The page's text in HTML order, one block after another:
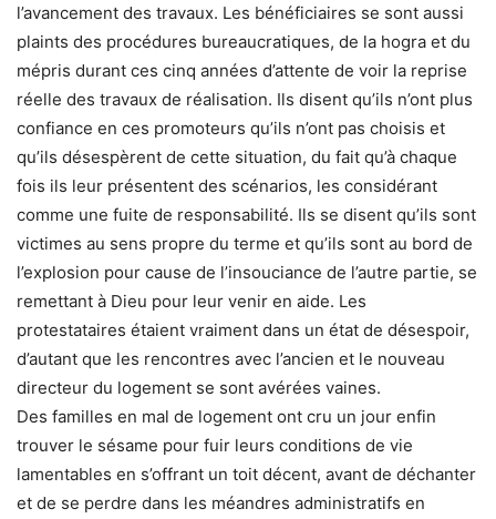
l’avancement des travaux. Les bénéficiaires se sont aussi
plaints des procédures bureaucratiques, de la hogra et du
mépris durant ces cinq années d’attente de voir la reprise
réelle des travaux de réalisation. Ils disent qu’ils n’ont plus
confiance en ces promoteurs qu’ils n’ont pas choisis et
qu’ils désespèrent de cette situation, du fait qu’à chaque
fois ils leur présentent des scénarios, les considérant
comme une fuite de responsabilité. Ils se disent qu’ils sont
victimes au sens propre du terme et qu’ils sont au bord de
l’explosion pour cause de l’insouciance de l’autre partie, se
remettant à Dieu pour leur venir en aide. Les
protestataires étaient vraiment dans un état de désespoir,
d’autant que les rencontres avec l’ancien et le nouveau
directeur du logement se sont avérées vaines.
Des familles en mal de logement ont cru un jour enfin
trouver le sésame pour fuir leurs conditions de vie
lamentables en s’offrant un toit décent, avant de déchanter
et de se perdre dans les méandres administratifs en